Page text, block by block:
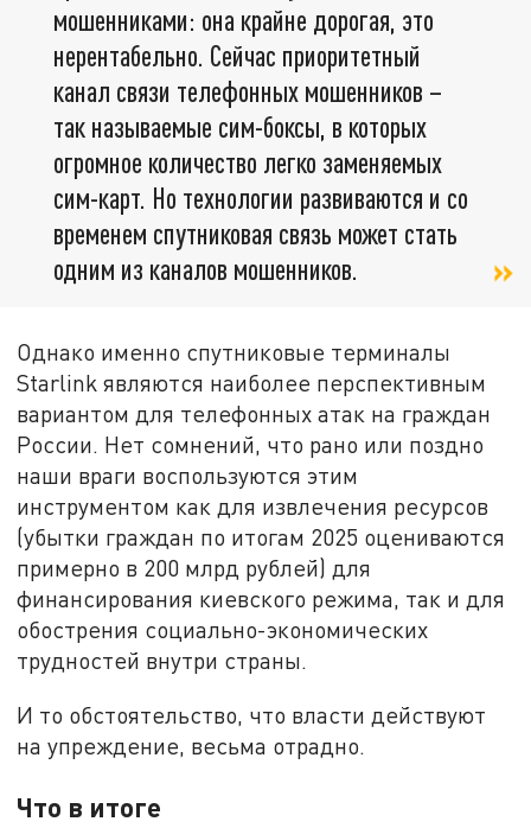
мошенниками: она крайне дорогая, это
нерентабельно. Сейчас приоритетный
канал связи телефонных мошенников –
так называемые сим-боксы, в которых
огромное количество легко заменяемых
сим-карт. Но технологии развиваются и со
временем спутниковая связь может стать
одним из каналов мошенников.
Однако именно спутниковые терминалы
Starlink являются наиболее перспективным
вариантом для телефонных атак на граждан
России. Нет сомнений, что рано или поздно
наши враги воспользуются этим
инструментом как для извлечения ресурсов
(убытки граждан по итогам 2025 оцениваются
примерно в 200 млрд рублей) для
финансирования киевского режима, так и для
обострения социально-экономических
трудностей внутри страны.
И то обстоятельство, что власти действуют
на упреждение, весьма отрадно.
Что в итоге